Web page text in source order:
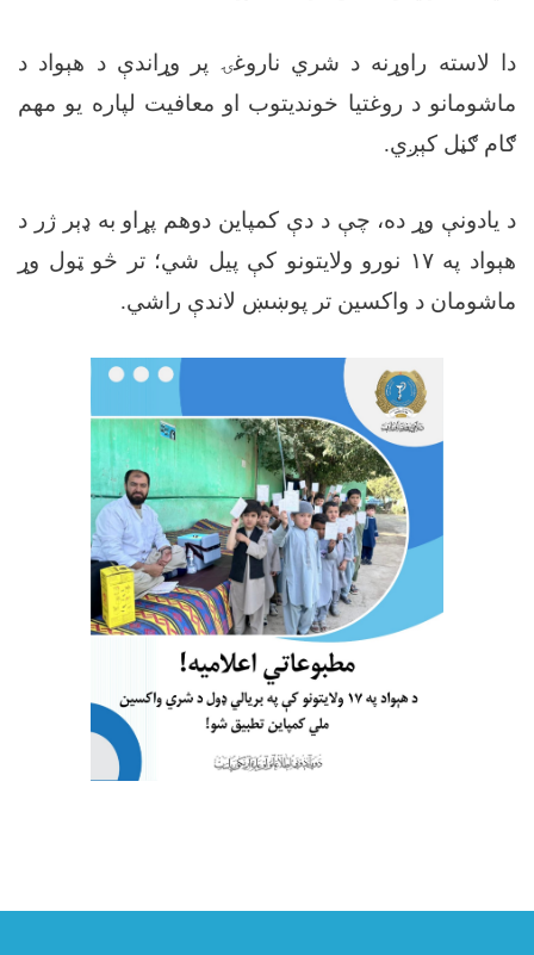
دا لاسته راوړنه د شري ناروغۍ پر وړاندې د هېواد د
ماشومانو د روغتیا خوندیتوب او معافیت لپاره یو مهم
ګام ګڼل کېږي.
د یادونې وړ ده، چې د دې کمپاین دوهم پړاو به ډېر ژر د
هېواد په۱۷ نورو ولایتونو کې پیل شي؛ تر څو ټول وړ
ماشومان د واکسین تر پوښښ لاندې راشي.